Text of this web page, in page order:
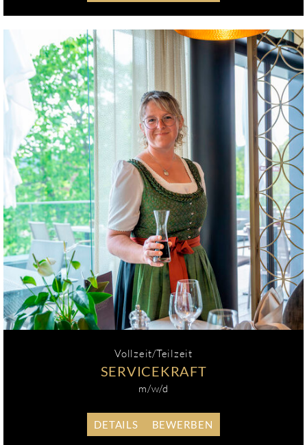
Vollzeit/Teilzeit
SERVICEKRAFT
m/w/d
DETAILS BEWERBEN